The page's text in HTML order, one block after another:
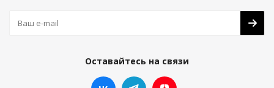
Оставайтесь на связи